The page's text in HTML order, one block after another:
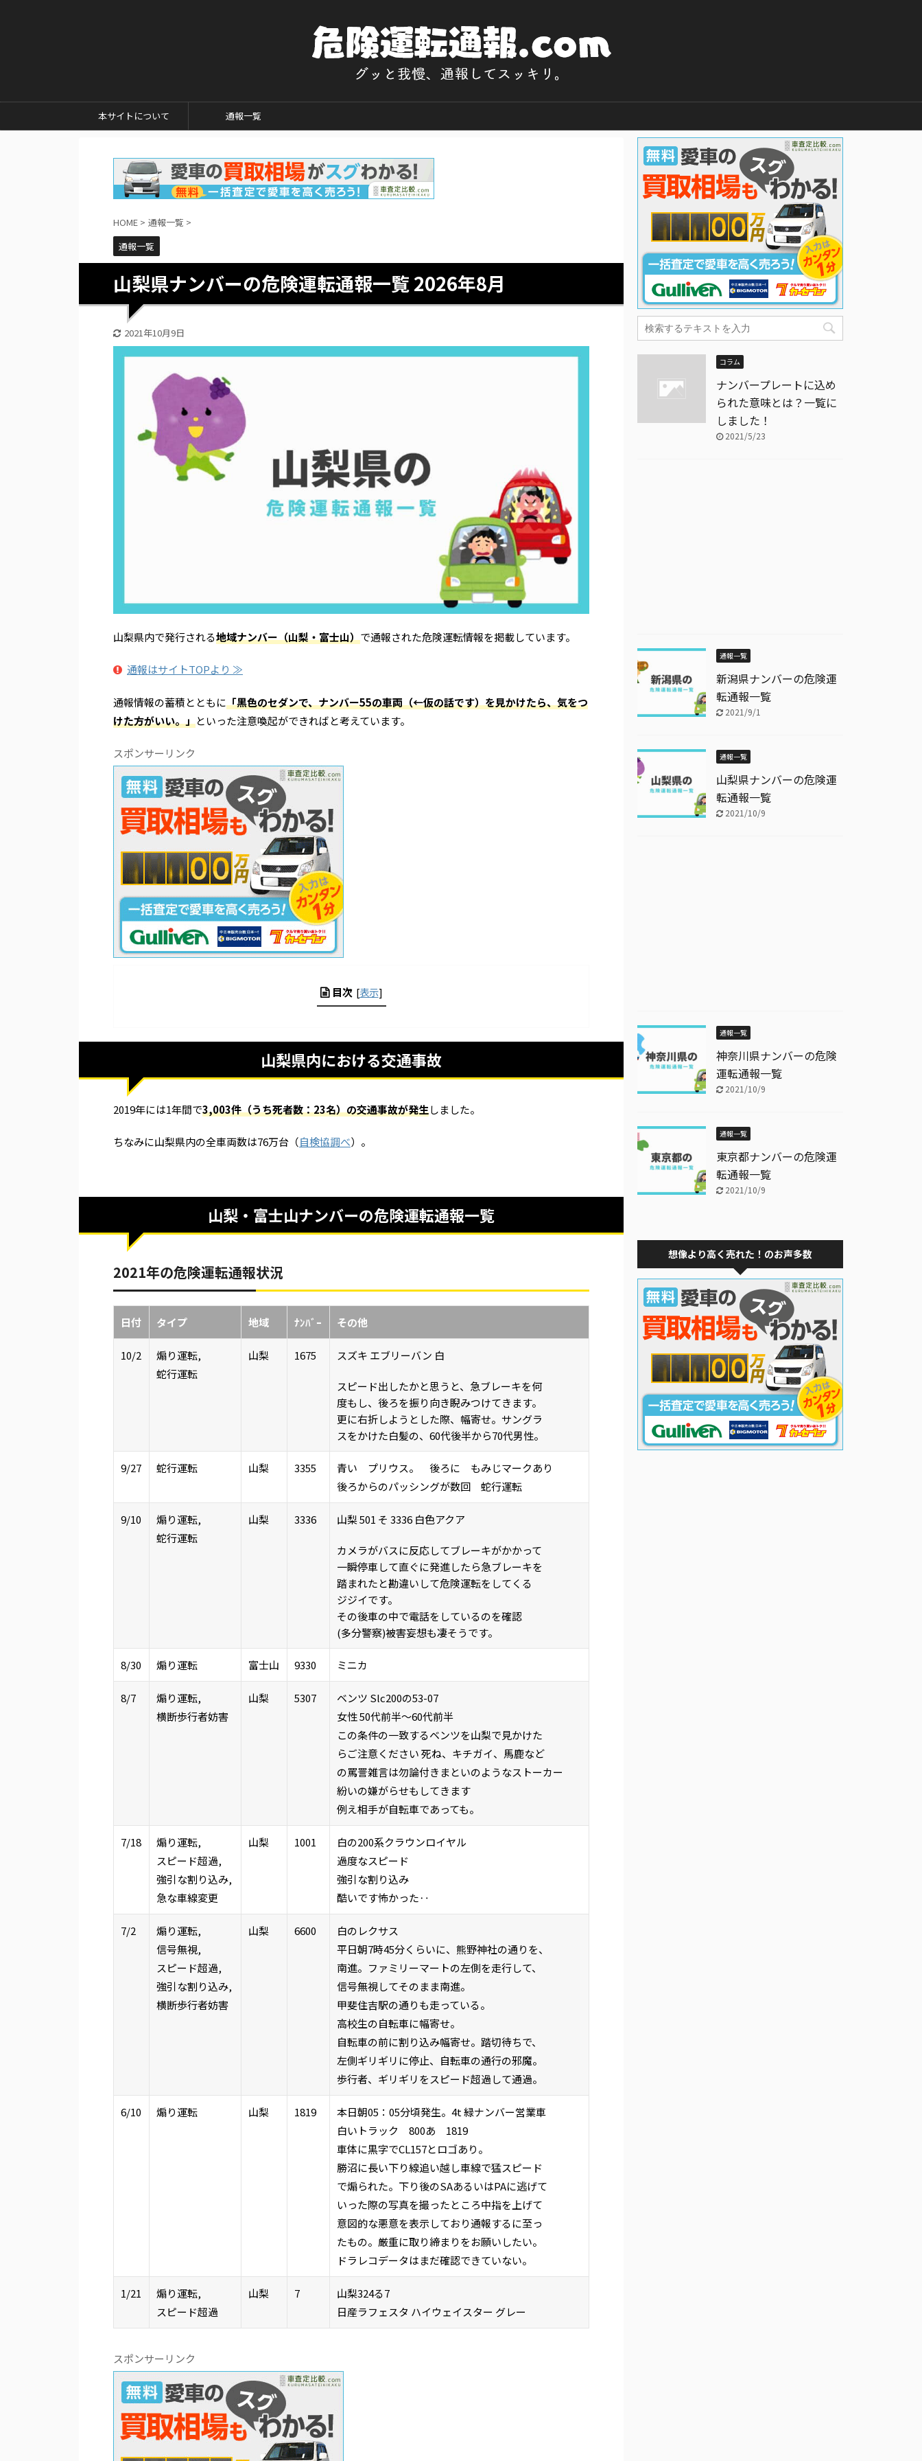
本サイトについて 通報一覧
HOME > 通報一覧 >
通報一覧
山梨県ナンバーの危険運転通報一覧 2026年8月
2021年10月9日
山梨県内で発行される地域ナンバー（山梨・富士山）で通報された危険運転情報を掲載しています。
通報はサイトTOPより ≫
通報情報の蓄積とともに「黒色のセダンで、ナンバー55の車両（←仮の話です）を見かけたら、気をつ
けた方がいい。」といった注意喚起ができればと考えています。
スポンサーリンク
目次 [表示]
山梨県内における交通事故
2019年には1年間で3,003件（うち死者数：23名）の交通事故が発生しました。
ちなみに山梨県内の全車両数は76万台（自検協調べ）。
山梨・富士山ナンバーの危険運転通報一覧
2021年の危険運転通報状況
日付 タイプ 地域 ﾅﾝﾊﾞｰ その他
10/2
煽り運転,
蛇行運転
山梨 1675 スズキ エブリーバン 白
スピード出したかと思うと、急ブレーキを何
度もし、後ろを振り向き睨みつけてきます。
更に右折しようとした際、幅寄せ。サングラ
スをかけた白髪の、60代後半から70代男性。
9/27 蛇行運転 山梨 3355
青い プリウス。 後ろに もみじマークあり
後ろからのパッシングが数回 蛇行運転
9/10
煽り運転,
蛇行運転
山梨 3336 山梨 501 そ 3336 白色アクア
カメラがバスに反応してブレーキがかかって
一瞬停車して直ぐに発進したら急ブレーキを
踏まれたと勘違いして危険運転をしてくる
ジジイです。
その後車の中で電話をしているのを確認
(多分警察)被害妄想も凄そうです。
8/30 煽り運転 富士山 9330 ミニカ
8/7
煽り運転,
横断歩行者妨害
山梨 5307
ベンツ Slc200の53-07
女性 50代前半～60代前半
この条件の一致するベンツを山梨で見かけた
らご注意ください 死ね、キチガイ、馬鹿など
の罵詈雑言は勿論付きまといのようなストーカー
紛いの嫌がらせもしてきます
例え相手が自転車であっても。
7/18
煽り運転,
スピード超過,
強引な割り込み,
急な車線変更
山梨 1001
白の200系クラウンロイヤル
過度なスピード
強引な割り込み
酷いです怖かった‥
7/2
煽り運転,
信号無視,
スピード超過,
強引な割り込み,
横断歩行者妨害
山梨 6600
白のレクサス
平日朝7時45分くらいに、熊野神社の通りを、
南進。ファミリーマートの左側を走行して、
信号無視してそのまま南進。
甲斐住吉駅の通りも走っている。
高校生の自転車に幅寄せ。
自転車の前に割り込み幅寄せ。踏切待ちで、
左側ギリギリに停止、自転車の通行の邪魔。
歩行者、ギリギリをスピード超過して通過。
6/10 煽り運転 山梨 1819
本日朝05：05分頃発生。4t 緑ナンバー営業車
白いトラック 800あ 1819
車体に黒字でCL157とロゴあり。
勝沼に長い下り線追い越し車線で猛スピード
で煽られた。下り後のSAあるいはPAに逃げて
いった際の写真を撮ったところ中指を上げて
意図的な悪意を表示しており通報するに至っ
たもの。厳重に取り締まりをお願いしたい。
ドラレコデータはまだ確認できていない。
1/21
煽り運転,
スピード超過
山梨 7
山梨324る7
日産ラフェスタ ハイウェイスター グレー
スポンサーリンク
コラム
ナンバープレートに込め
られた意味とは？一覧に
しました！
2021/5/23
通報一覧
新潟県ナンバーの危険運
転通報一覧
2021/9/1
通報一覧
山梨県ナンバーの危険運
転通報一覧
2021/10/9
通報一覧
神奈川県ナンバーの危険
運転通報一覧
2021/10/9
通報一覧
東京都ナンバーの危険運
転通報一覧
2021/10/9
想像より高く売れた！のお声多数